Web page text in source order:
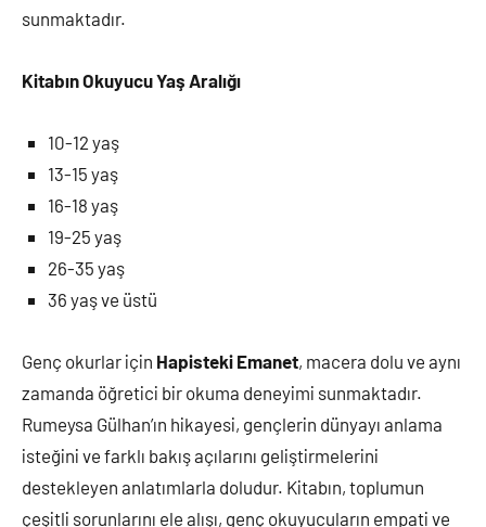
sunmaktadır.
Kitabın Okuyucu Yaş Aralığı
10-12 yaş
13-15 yaş
16-18 yaş
19-25 yaş
26-35 yaş
36 yaş ve üstü
Genç okurlar için Hapisteki Emanet, macera dolu ve aynı
zamanda öğretici bir okuma deneyimi sunmaktadır.
Rumeysa Gülhan’ın hikayesi, gençlerin dünyayı anlama
isteğini ve farklı bakış açılarını geliştirmelerini
destekleyen anlatımlarla doludur. Kitabın, toplumun
çeşitli sorunlarını ele alışı, genç okuyucuların empati ve